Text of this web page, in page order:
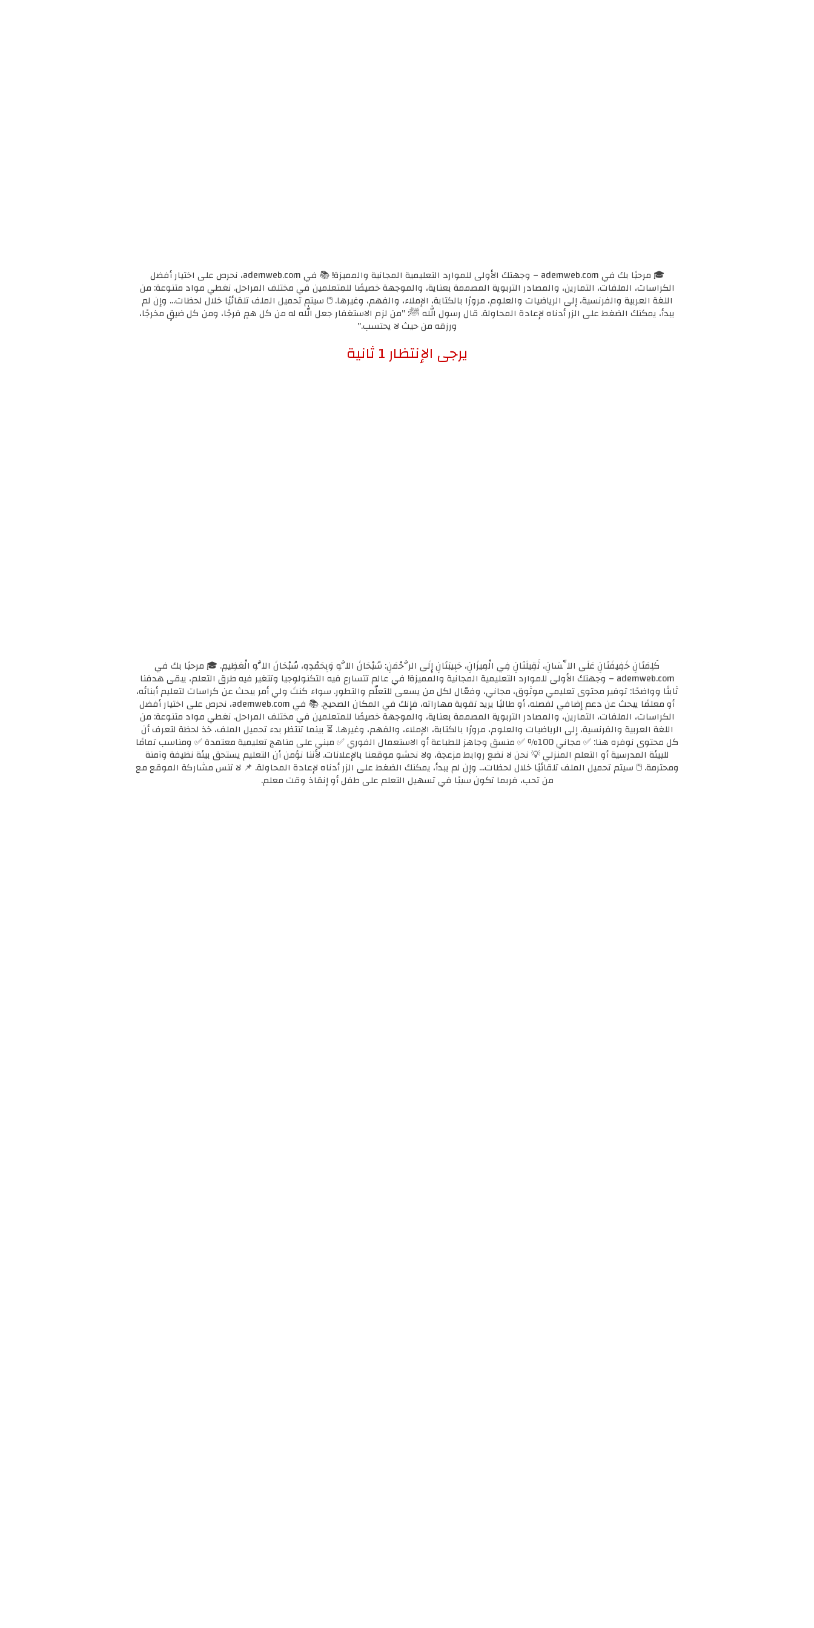
🎓 مرحبًا بك في ademweb.com – وجهتك الأولى للموارد التعليمية المجانية والمميزة! 📚 في ademweb.com، نحرص على اختيار أفضل
الكراسات، الملفات، التمارين، والمصادر التربوية المصممة بعناية، والموجهة خصيصًا للمتعلمين في مختلف المراحل. نغطي مواد متنوعة: من
اللغة العربية والفرنسية، إلى الرياضيات والعلوم، مرورًا بالكتابة، الإملاء، والفهم، وغيرها. 🖱️ سيتم تحميل الملف تلقائيًا خلال لحظات... وإن لم
يبدأ، يمكنك الضغط على الزر أدناه لإعادة المحاولة. قال رسول الله ﷺ: "من لزم الاستغفار جعل الله له من كل همٍ فرجًا، ومن كل ضيقٍ مخرجًا،
ورزقه من حيث لا يحتسب."
كَلِمَتَانِ خَفِيفَتَانِ عَلَى اللِّسَانِ، ثَقِيلَتَانِ فِي الْمِيزَانِ، حَبِيبَتَانِ إِلَى الرَّحْمَنِ: سُبْحَانَ اللَّهِ وَبِحَمْدِهِ، سُبْحَانَ اللَّهِ الْعَظِيمِ. 🎓 مرحبًا بك في
ademweb.com – وجهتك الأولى للموارد التعليمية المجانية والمميزة! في عالم تتسارع فيه التكنولوجيا وتتغير فيه طرق التعلم، يبقى هدفنا
ثابتًا وواضحًا: توفير محتوى تعليمي موثوق، مجاني، وفعّال لكل من يسعى للتعلّم والتطور. سواء كنتَ ولي أمر يبحث عن كراسات لتعليم أبنائه،
أو معلمًا يبحث عن دعم إضافي لفصله، أو طالبًا يريد تقوية مهاراته، فإنك في المكان الصحيح. 📚 في ademweb.com، نحرص على اختيار أفضل
الكراسات، الملفات، التمارين، والمصادر التربوية المصممة بعناية، والموجهة خصيصًا للمتعلمين في مختلف المراحل. نغطي مواد متنوعة: من
اللغة العربية والفرنسية، إلى الرياضيات والعلوم، مرورًا بالكتابة، الإملاء، والفهم، وغيرها. ⏳ بينما تنتظر بدء تحميل الملف، خذ لحظة لتعرف أن
كل محتوى نوفره هنا: ✅ مجاني 100٪ ✅ منسق وجاهز للطباعة أو الاستعمال الفوري ✅ مبني على مناهج تعليمية معتمدة ✅ ومناسب تمامًا
للبيئة المدرسية أو التعلم المنزلي 💡 نحن لا نضع روابط مزعجة، ولا نحشو موقعنا بالإعلانات. لأننا نؤمن أن التعليم يستحق بيئة نظيفة وآمنة
ومحترمة. 🖱️ سيتم تحميل الملف تلقائيًا خلال لحظات... وإن لم يبدأ، يمكنك الضغط على الزر أدناه لإعادة المحاولة. 📌 لا تنس مشاركة الموقع مع